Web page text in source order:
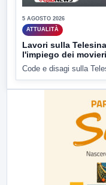
5 AGOSTO 2026
ATTUALITÀ
Lavori sulla
l'impiego dei movieri
Code e disagi sulla